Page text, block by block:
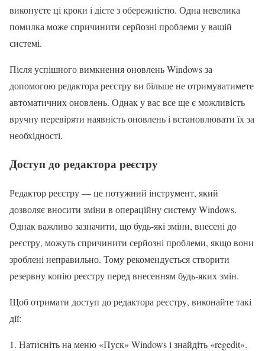
виконуєте ці кроки і дієте з обережністю. Одна невелика
помилка може спричинити серйозні проблеми у вашій
системі.
Після успішного вимкнення оновлень Windows за
допомогою редактора реєстру ви більше не отримуватимете
автоматичних оновлень. Однак у вас все ще є можливість
вручну перевіряти наявність оновлень і встановлювати їх за
необхідності.
Доступ до редактора реєстру
Редактор реєстру — це потужний інструмент, який
дозволяє вносити зміни в операційну систему Windows.
Однак важливо зазначити, що будь-які зміни, внесені до
реєстру, можуть спричинити серйозні проблеми, якщо вони
зроблені неправильно. Тому рекомендується створити
резервну копію реєстру перед внесенням будь-яких змін.
Щоб отримати доступ до редактора реєстру, виконайте такі
дії:
Натисніть на меню «Пуск» Windows і знайдіть «regedit».